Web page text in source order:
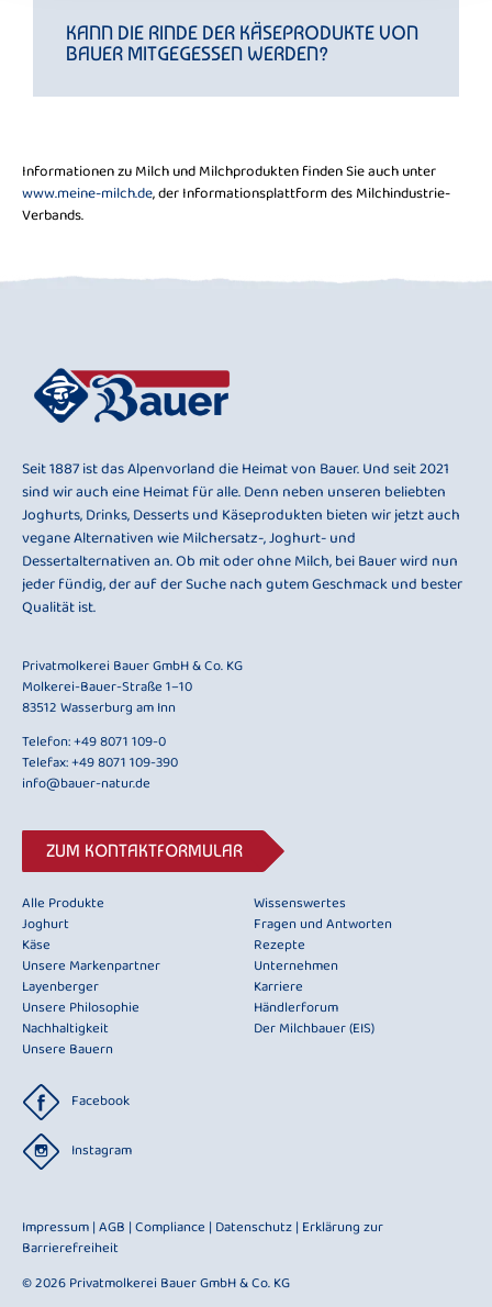
KANN DIE RINDE DER KÄSEPRODUKTE VON
BAUER MITGEGESSEN WERDEN?
Informationen zu Milch und Milchprodukten finden Sie auch unter
www.meine-milch.de, der Informationsplattform des Milchindustrie-
Verbands.
Seit 1887 ist das Alpenvorland die Heimat von Bauer. Und seit 2021
sind wir auch eine Heimat für alle. Denn neben unseren beliebten
Joghurts, Drinks, Desserts und Käseprodukten bieten wir jetzt auch
vegane Alternativen wie Milchersatz-, Joghurt- und
Dessertalternativen an. Ob mit oder ohne Milch, bei Bauer wird nun
jeder fündig, der auf der Suche nach gutem Geschmack und bester
Qualität ist.
Privatmolkerei Bauer GmbH & Co. KG
Molkerei-Bauer-Straße 1–10
83512 Wasserburg am Inn
Telefon:+49 8071 109-0
Telefax: +49 8071 109-390
info@bauer-natur.de
ZUM KONTAKTFORMULAR
Alle Produkte
Joghurt
Käse
Unsere Markenpartner
Layenberger
Unsere Philosophie
Nachhaltigkeit
Unsere Bauern
Wissenswertes
Fragen und Antworten
Rezepte
Unternehmen
Karriere
Händlerforum
Der Milchbauer (EIS)
Facebook
Instagram
Impressum|AGB |Compliance | Datenschutz| Erklärung zur
Barrierefreiheit
© 2026 Privatmolkerei Bauer GmbH & Co. KG